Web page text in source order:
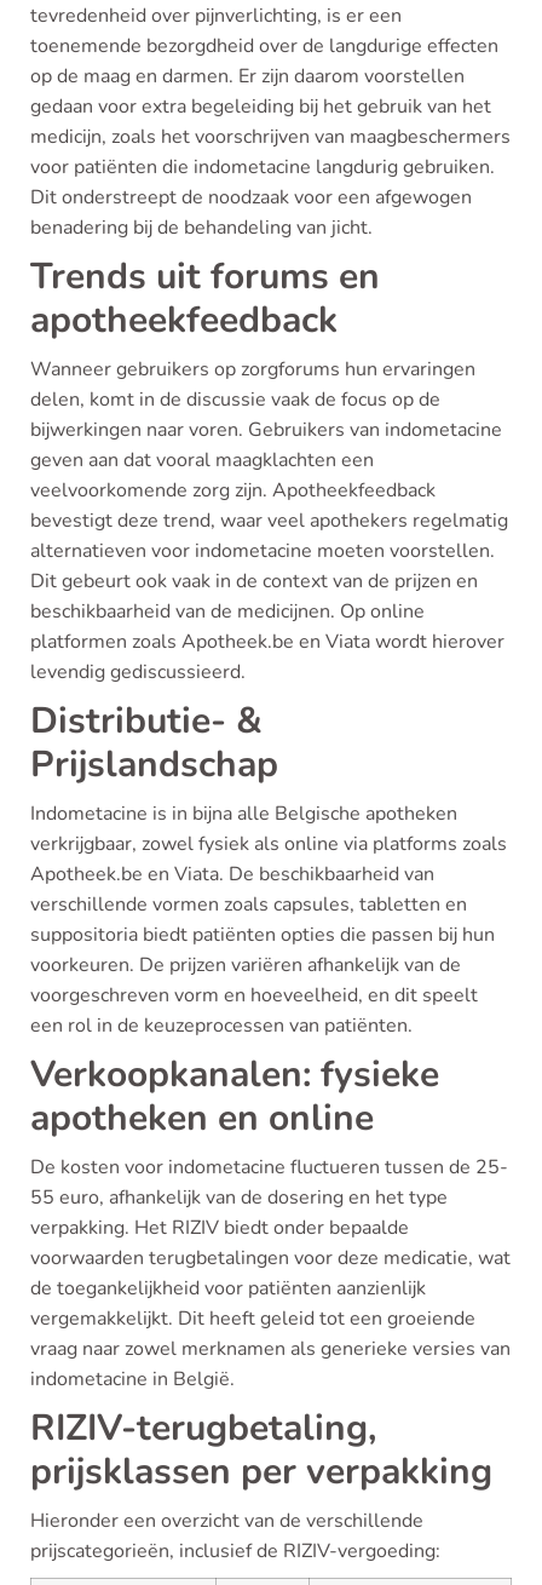
tevredenheid over pijnverlichting, is er een
toenemende bezorgdheid over de langdurige effecten
op de maag en darmen. Er zijn daarom voorstellen
gedaan voor extra begeleiding bij het gebruik van het
medicijn, zoals het voorschrijven van maagbeschermers
voor patiënten die indometacine langdurig gebruiken.
Dit onderstreept de noodzaak voor een afgewogen
benadering bij de behandeling van jicht.
Trends uit forums en
apotheekfeedback
Wanneer gebruikers op zorgforums hun ervaringen
delen, komt in de discussie vaak de focus op de
bijwerkingen naar voren. Gebruikers van indometacine
geven aan dat vooral maagklachten een
veelvoorkomende zorg zijn. Apotheekfeedback
bevestigt deze trend, waar veel apothekers regelmatig
alternatieven voor indometacine moeten voorstellen.
Dit gebeurt ook vaak in de context van de prijzen en
beschikbaarheid van de medicijnen. Op online
platformen zoals Apotheek.be en Viata wordt hierover
levendig gediscussieerd.
Distributie- &
Prijslandschap
Indometacine is in bijna alle Belgische apotheken
verkrijgbaar, zowel fysiek als online via platforms zoals
Apotheek.be en Viata. De beschikbaarheid van
verschillende vormen zoals capsules, tabletten en
suppositoria biedt patiënten opties die passen bij hun
voorkeuren. De prijzen variëren afhankelijk van de
voorgeschreven vorm en hoeveelheid, en dit speelt
een rol in de keuzeprocessen van patiënten.
Verkoopkanalen: fysieke
apotheken en online
De kosten voor indometacine fluctueren tussen de 25-
55 euro, afhankelijk van de dosering en het type
verpakking. Het RIZIV biedt onder bepaalde
voorwaarden terugbetalingen voor deze medicatie, wat
de toegankelijkheid voor patiënten aanzienlijk
vergemakkelijkt. Dit heeft geleid tot een groeiende
vraag naar zowel merknamen als generieke versies van
indometacine in België.
RIZIV-terugbetaling,
prijsklassen per verpakking
Hieronder een overzicht van de verschillende
prijscategorieën, inclusief de RIZIV-vergoeding: